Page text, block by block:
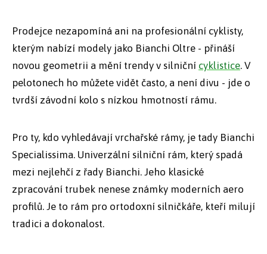
Prodejce nezapomíná ani na profesionální cyklisty,
kterým nabízí modely jako Bianchi Oltre - přináší
novou geometrii a mění trendy v silniční cyklistice. V
pelotonech ho můžete vidět často, a není divu - jde o
tvrdší závodní kolo s nízkou hmotností rámu.
Pro ty, kdo vyhledávají vrchařské rámy, je tady Bianchi
Specialissima. Univerzální silniční rám, který spadá
mezi nejlehčí z řady Bianchi. Jeho klasické
zpracování trubek nenese známky moderních aero
profilů. Je to rám pro ortodoxní silničkáře, kteří milují
tradici a dokonalost.